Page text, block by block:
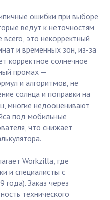
ошибки при выборе
ведут к неточностям
это некорректный
и временных зон, из-за
корректное солнечное
промах —
и алгоритмов, не
солнца и поправки на
многие недооценивают
под мобильные
что снижает
Workzilla, где
и специалисты с
года). Заказ через
технического